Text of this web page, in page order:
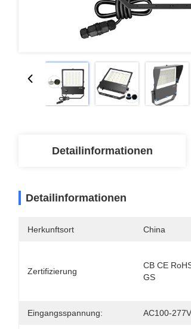
Detailinformationen
Detailinformationen
Herkunftsort China
Zertifizierung
CB CE
GS
Eingangsspannung: AC100-277V